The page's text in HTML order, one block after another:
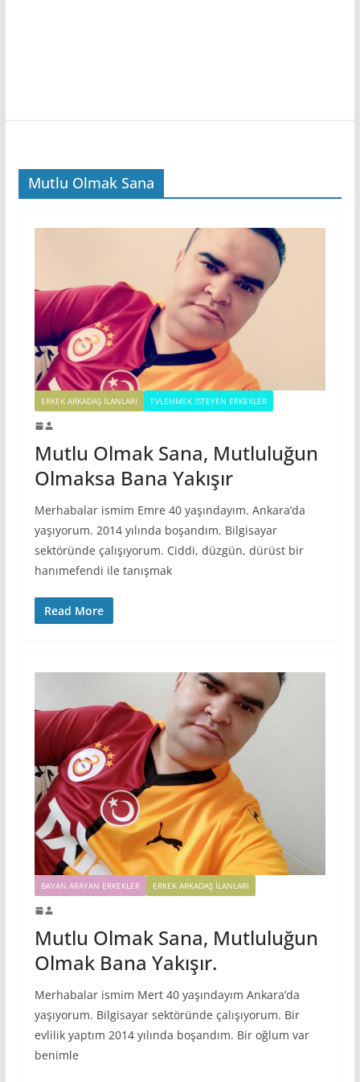
Mutlu Olmak Sana
ERKEK ARKADAŞ ILANLARI EVLENMEK İSTEYEN ERKEKLER
Mutlu Olmak Sana, Mutluluğun
Olmaksa Bana Yakışır
Merhabalar ismim Emre 40 yaşındayım. Ankara’da
yaşıyorum. 2014 yılında boşandım. Bilgisayar
sektöründe çalışıyorum. Ciddi, düzgün, dürüst bir
hanımefendi ile tanışmak
Read More
BAYAN ARAYAN ERKEKLER ERKEK ARKADAŞ ILANLARI
Mutlu Olmak Sana, Mutluluğun
Olmak Bana Yakışır.
Merhabalar ismim Mert 40 yaşındayım Ankara’da
yaşıyorum. Bilgisayar sektöründe çalışıyorum. Bir
evlilik yaptım 2014 yılında boşandım. Bir oğlum var
benimle